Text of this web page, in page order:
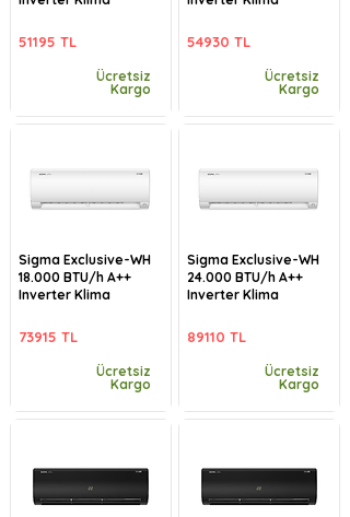
51195 TL
Ücretsiz
Kargo
Sigma Exclusive-WH
18.000 BTU/h A++
Inverter Klima
73915 TL
Ücretsiz
Kargo
54930 TL
Ücretsiz
Kargo
Sigma Exclusive-WH
24.000 BTU/h A++
Inverter Klima
89110 TL
Ücretsiz
Kargo